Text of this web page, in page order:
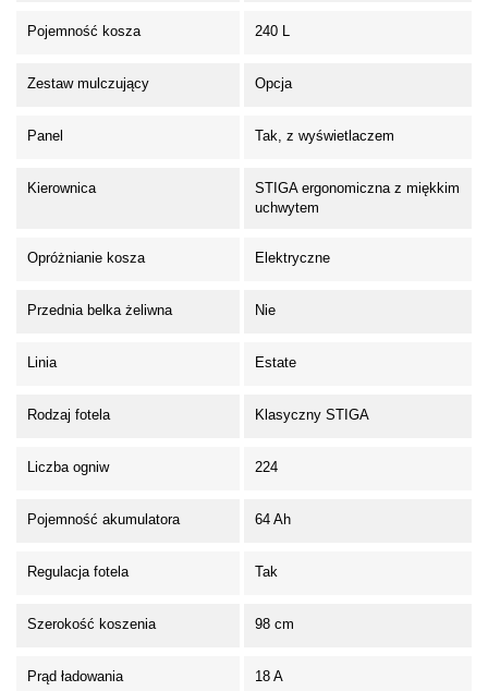
Pojemność kosza 240 L
Zestaw mulczujący Opcja
Panel Tak, z wyświetlaczem
Kierownica
STIGA ergonomiczna z miękkim
uchwytem
Opróżnianie kosza Elektryczne
Przednia belka żeliwna Nie
Linia Estate
Rodzaj fotela Klasyczny STIGA
Liczba ogniw 224
Pojemność akumulatora 64 Ah
Regulacja fotela Tak
Szerokość koszenia 98 cm
Prąd ładowania 18 A